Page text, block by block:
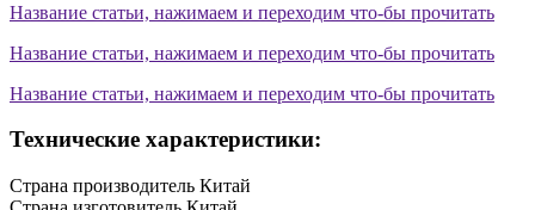
Название статьи, нажимаем и переходим что-бы прочитать
Название статьи, нажимаем и переходим что-бы прочитать
Название статьи, нажимаем и переходим что-бы прочитать
Технические характеристики:
Страна производитель Китай